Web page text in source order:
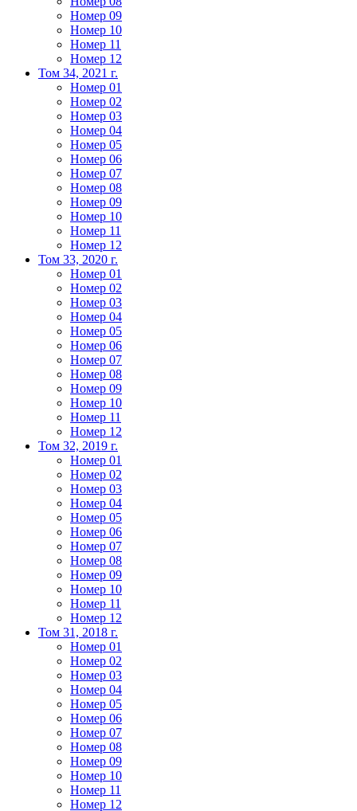
Номер 09
Номер 10
Номер 11
Номер 12
Том 34, 2021 г.
Номер 01
Номер 02
Номер 03
Номер 04
Номер 05
Номер 06
Номер 07
Номер 08
Номер 09
Номер 10
Номер 11
Номер 12
Том 33, 2020 г.
Номер 01
Номер 02
Номер 03
Номер 04
Номер 05
Номер 06
Номер 07
Номер 08
Номер 09
Номер 10
Номер 11
Номер 12
Том 32, 2019 г.
Номер 01
Номер 02
Номер 03
Номер 04
Номер 05
Номер 06
Номер 07
Номер 08
Номер 09
Номер 10
Номер 11
Номер 12
Том 31, 2018 г.
Номер 01
Номер 02
Номер 03
Номер 04
Номер 05
Номер 06
Номер 07
Номер 08
Номер 09
Номер 10
Номер 11
Номер 12